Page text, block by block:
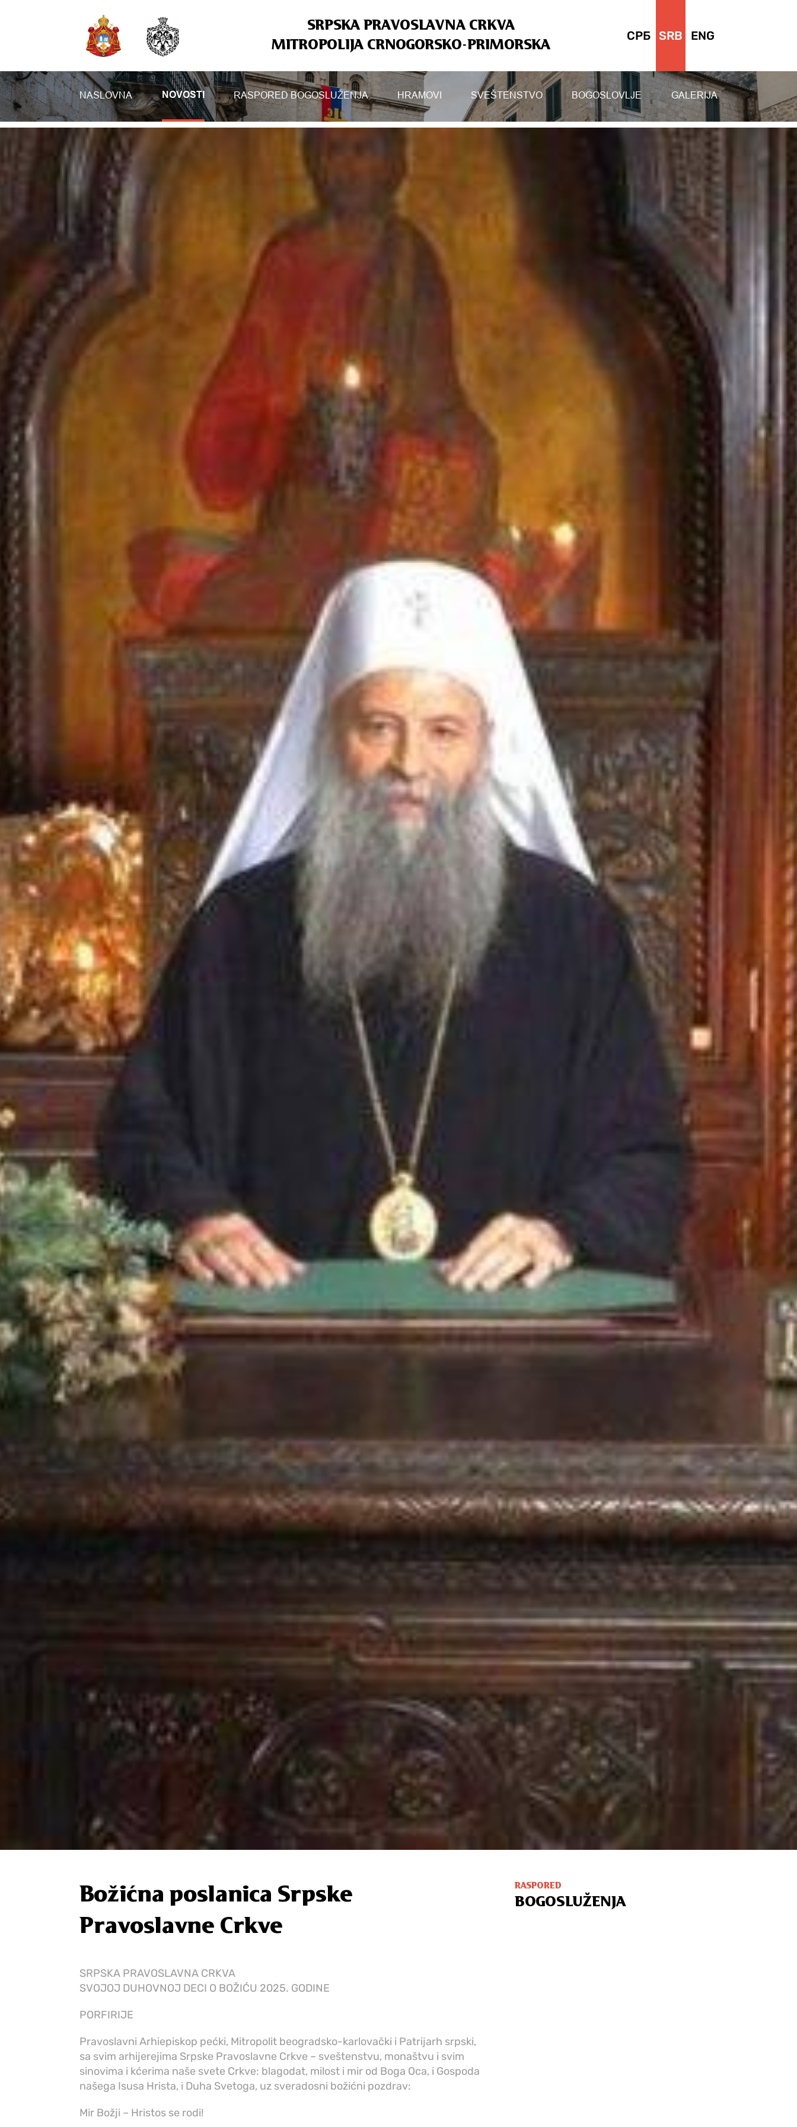
SRPSKA PRAVOSLAVNA CRKVA
MITROPOLIJA CRNOGORSKO-PRIMORSKA
СРБ SRB ENG
NASLOVNA NOVOSTI RASPORED BOGOSLUŽENJA HRAMOVI SVEŠTENSTVO BOGOSLOVLJE GALERIJA
Božićna poslanica Srpske
Pravoslavne Crkve
SRPSKA PRAVOSLAVNA CRKVA
SVOJOJ DUHOVNOJ DECI O BOŽIĆU 2025. GODINE
PORFIRIJE
Pravoslavni Arhiepiskop pećki, Mitropolit beogradsko-karlovački i Patrijarh srpski,
sa svim arhijerejima Srpske Pravoslavne Crkve – sveštenstvu, monaštvu i svim
sinovima i kćerima naše svete Crkve: blagodat, milost i mir od Boga Oca, i Gospoda
našega Isusa Hrista, i Duha Svetoga, uz sveradosni božićni pozdrav:
Mir Božji – Hristos se rodi!
RASPORED
BOGOSLUŽENJA